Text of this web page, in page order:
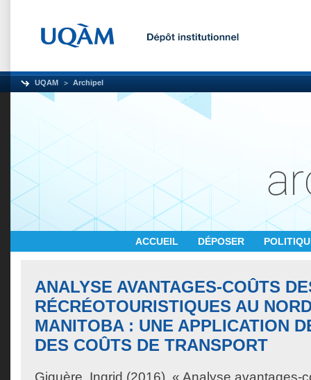
UQAM Archipel
ACCUEIL DÉPOSER
ANALYSE AVANTAGES-COÛTS
RÉCRÉOTOURISTIQUES AU
MANITOBA : UNE APPLICATION
DES COÛTS DE TRANSPORT
Giguère, Ingrid (2016). « Analyse avantages-